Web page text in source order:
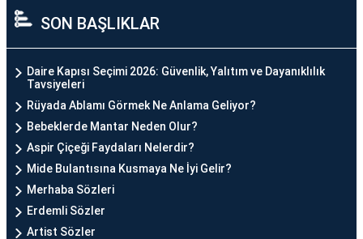
SON BAŞLIKLAR
Daire Kapısı Seçimi 2026: Güvenlik, Yalıtım ve Dayanıklılık
Tavsiyeleri
Rüyada Ablamı Görmek Ne Anlama Geliyor?
Bebeklerde Mantar Neden Olur?
Aspir Çiçeği Faydaları Nelerdir?
Mide Bulantısına Kusmaya Ne İyi Gelir?
Merhaba Sözleri
Erdemli Sözler
Artist Sözler